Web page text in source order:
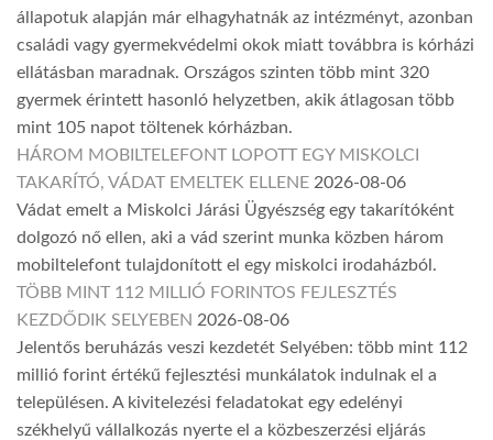
állapotuk alapján már elhagyhatnák az intézményt, azonban
családi vagy gyermekvédelmi okok miatt továbbra is kórházi
ellátásban maradnak. Országos szinten több mint 320
gyermek érintett hasonló helyzetben, akik átlagosan több
mint 105 napot töltenek kórházban.
HÁROM MOBILTELEFONT LOPOTT EGY MISKOLCI
TAKARÍTÓ, VÁDAT EMELTEK ELLENE 2026-08-06
Vádat emelt a Miskolci Járási Ügyészség egy takarítóként
dolgozó nő ellen, aki a vád szerint munka közben három
mobiltelefont tulajdonított el egy miskolci irodaházból.
TÖBB MINT 112 MILLIÓ FORINTOS FEJLESZTÉS
KEZDŐDIK SELYEBEN 2026-08-06
Jelentős beruházás veszi kezdetét Selyében: több mint 112
millió forint értékű fejlesztési munkálatok indulnak el a
településen. A kivitelezési feladatokat egy edelényi
székhelyű vállalkozás nyerte el a közbeszerzési eljárás